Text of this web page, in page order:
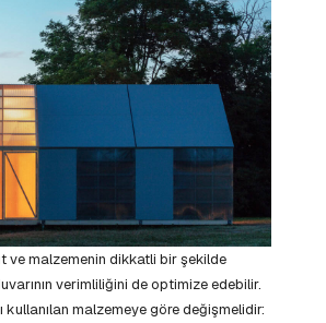
ve malzemenin dikkatli bir şekilde
verimliliğini de optimize edebilir.
kullanılan malzemeye göre değişmelidir: